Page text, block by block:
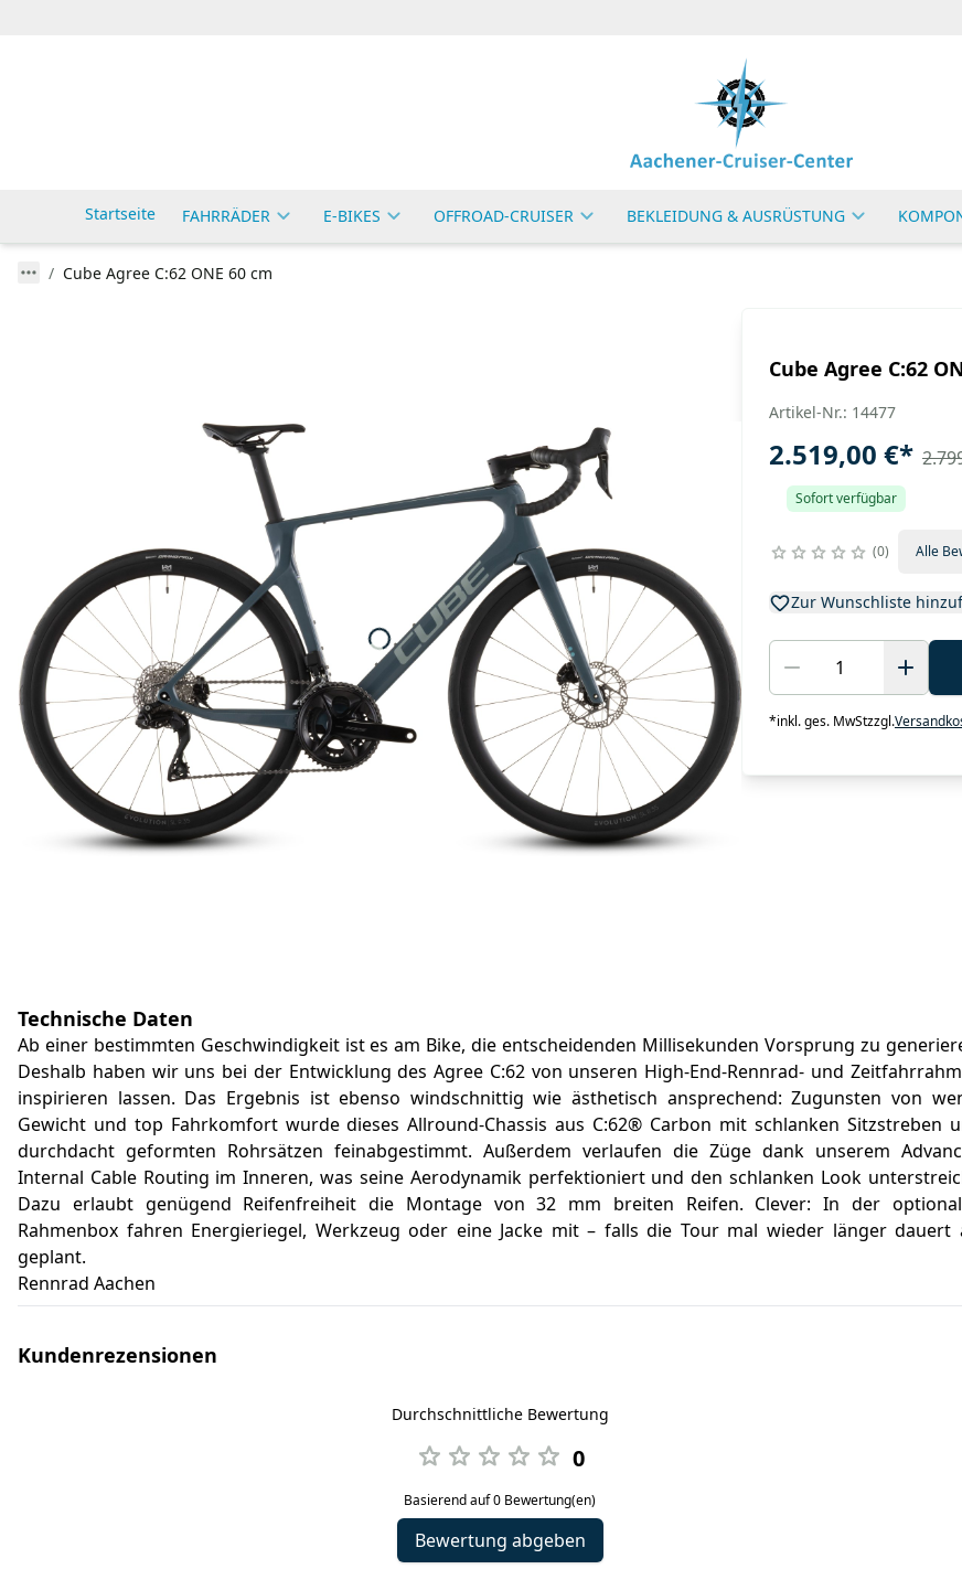
Startseite FAHRRÄDER E-BIKES OFFROAD-CRUISER BEKLEIDUNG & AUSRÜSTUNG
Cube Agree C:62 ONE 60 cm
Cube Agree C:62
Artikel-Nr.: 14477
2.519,00 €*
Sofort verfügbar
0 Alle
Zur Wunschliste
*inkl. ges. MwStzzgl.
Technische Daten
Ab einer bestimmten Geschwindigkeit ist es am Bike, die entscheidenden Millisekunden Vorsprung zu
Deshalb haben wir uns bei der Entwicklung des Agree C:62 von unseren High-End-Rennrad- und
inspirieren lassen. Das Ergebnis ist ebenso windschnittig wie ästhetisch ansprechend: Zugunsten von
Gewicht und top Fahrkomfort wurde dieses Allround-Chassis aus C:62® Carbon mit schlanken Sitzstreben
durchdacht geformten Rohrsätzen feinabgestimmt. Außerdem verlaufen die Züge dank unserem
Internal Cable Routing im Inneren, was seine Aerodynamik perfektioniert und den schlanken Look
Dazu erlaubt genügend Reifenfreiheit die Montage von 32 mm breiten Reifen. Clever: In der
Rahmenbox fahren Energieriegel, Werkzeug oder eine Jacke mit – falls die Tour mal wieder länger dauert
geplant.
Rennrad Aachen
Kundenrezensionen
Durchschnittliche Bewertung
0
Basierend auf 0 Bewertung(en)
Bewertung abgeben